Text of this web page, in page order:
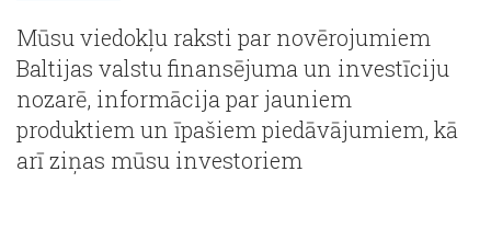
Mūsu viedokļu raksti par novērojumiem
Baltijas valstu finansējuma un investīciju
nozarē, informācija par jauniem
produktiem un īpašiem piedāvājumiem, kā
arī ziņas mūsu investoriem